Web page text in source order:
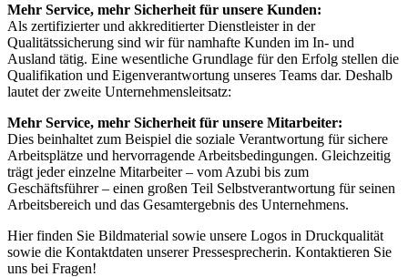
Mehr Service, mehr Sicherheit für unsere Kunden:
Als zertifizierter und akkreditierter Dienstleister in der
Qualitätssicherung sind wir für namhafte Kunden im In- und
Ausland tätig. Eine wesentliche Grundlage für den Erfolg stellen die
Qualifikation und Eigenverantwortung unseres Teams dar. Deshalb
lautet der zweite Unternehmensleitsatz:
Mehr Service, mehr Sicherheit für unsere Mitarbeiter:
Dies beinhaltet zum Beispiel die soziale Verantwortung für sichere
Arbeitsplätze und hervorragende Arbeitsbedingungen. Gleichzeitig
trägt jeder einzelne Mitarbeiter – vom Azubi bis zum
Geschäftsführer – einen großen Teil Selbstverantwortung für seinen
Arbeitsbereich und das Gesamtergebnis des Unternehmens.
Hier finden Sie Bildmaterial sowie unsere Logos in Druckqualität
sowie die Kontaktdaten unserer Pressesprecherin. Kontaktieren Sie
uns bei Fragen!